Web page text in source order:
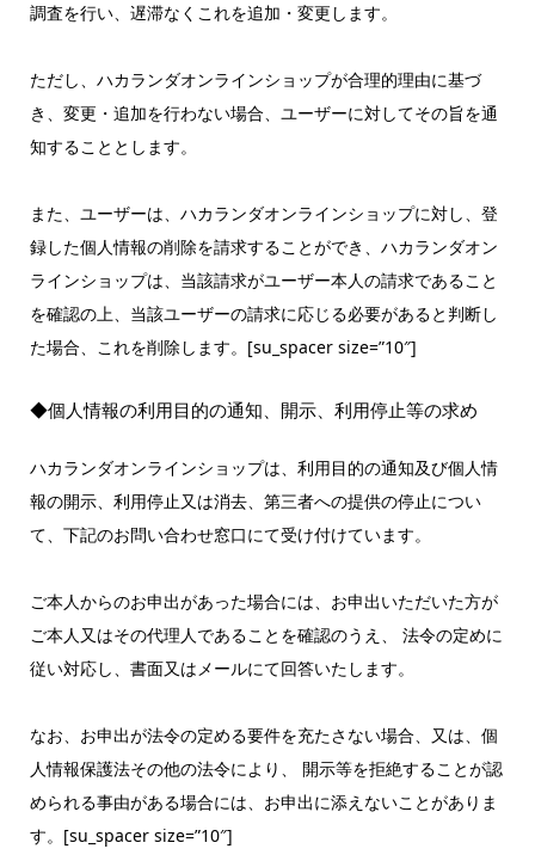
調査を行い、遅滞なくこれを追加・変更します。
ただし、ハカランダオンラインショップが合理的理由に基づ
き、変更・追加を行わない場合、ユーザーに対してその旨を通
知することとします。
また、ユーザーは、ハカランダオンラインショップに対し、登
録した個人情報の削除を請求することができ、ハカランダオン
ラインショップは、当該請求がユーザー本人の請求であること
を確認の上、当該ユーザーの請求に応じる必要があると判断し
た場合、これを削除します。[su_spacer size=”10″]
◆個人情報の利用目的の通知、開示、利用停止等の求め
ハカランダオンラインショップは、利用目的の通知及び個人情
報の開示、利用停止又は消去、第三者への提供の停止につい
て、下記のお問い合わせ窓口にて受け付けています。
ご本人からのお申出があった場合には、お申出いただいた方が
ご本人又はその代理人であることを確認のうえ、 法令の定めに
従い対応し、書面又はメールにて回答いたします。
なお、お申出が法令の定める要件を充たさない場合、又は、個
人情報保護法その他の法令により、 開示等を拒絶することが認
められる事由がある場合には、お申出に添えないことがありま
す。[su_spacer size=”10″]